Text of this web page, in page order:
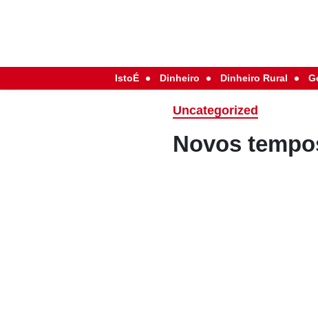
IstoÉ Dinheiro Dinheiro Rural
Uncategorized
Novos